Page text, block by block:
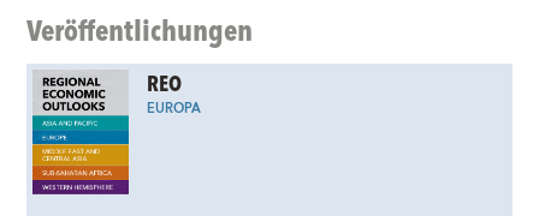
Veröffentlichungen
REO
EUROPA